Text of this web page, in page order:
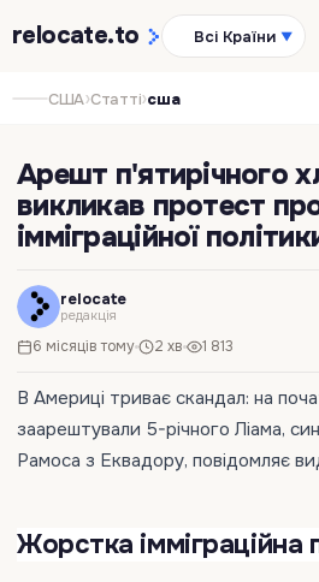
relocate.to Всі Країни ▼
США›Статті›сша
Арешт п'ятирічного
викликав протест
імміграційної
relocate
редакція
6 місяців тому 2 хв 1 813
В Америці триває скандал: на
заарештували 5-річного Ліама,
Рамоса з Еквадору, повідомляє
Жорстка